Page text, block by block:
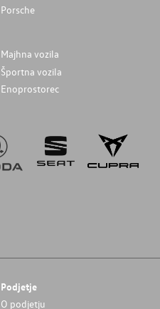
Porsche
Majhna vozila
Športna vozila
Enoprostorec
Podjetje
O podjetju